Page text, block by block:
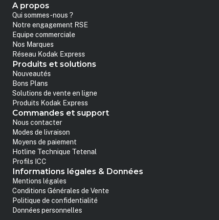
A propos
Qui sommes-nous ?
Notre engagement RSE
Equipe commerciale
Nos Marques
Réseau Kodak Express
Produits et solutions
Nouveautés
Bons Plans
Solutions de vente en ligne
Produits Kodak Express
Commandes et support
Nous contacter
Modes de livraison
Moyens de paiement
Hotline Technique Tetenal
Profils ICC
Informations légales & Données
Mentions légales
Conditions Générales de Vente
Politique de confidentialité
Données personnelles